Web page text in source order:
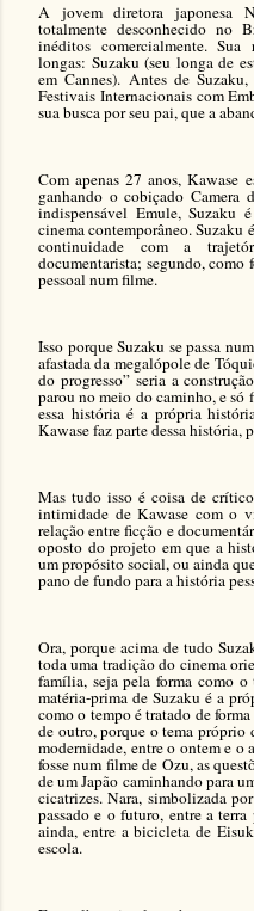
A jovem diretora japonesa
totalmente desconhecido no
inéditos comercialmente.
longas: Suzaku (seu longa de
em Cannes). Antes de
Festivais Internacionaiscom
sua busca por seu pai, que a
Com apenas 27 anos, Kawase
ganhando o cobiçado Camera
indispensável Emule,
cinema contemporâneo. Suzaku
continuidade com a
documentarista; segundo, como
pessoal num filme.
Isso porque Suzaku se passa
afastada da megalópole de
do progresso” seria a
parou no meio do caminho, e só
essa história é a própria
Kawase faz parte dessa história,
Mas tudo isso é coisa de
intimidade de Kawase com o
relação entre ficção e
oposto do projeto em que a
um propósito social, ou ainda
pano de fundo para a história
Ora, porque acima de tudo
toda uma tradição do cinema
família, seja pela forma como
matéria-prima de Suzaku é a
como o tempo é tratado de
de outro, porque o tema próprio
modernidade, entre o ontem e o
fosse num filme de Ozu, as
de um Japão caminhando para
cicatrizes. Nara, simbolizada
passado e o futuro, entre a
ainda, entre a bicicleta de
escola.